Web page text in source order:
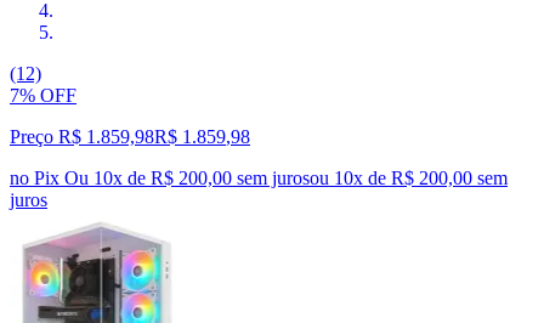
(12)
7% OFF
Preço R$ 1.859,98R$ 1.859,98
no Pix Ou 10x de R$ 200,00 sem jurosou 10x de R$ 200,00 sem
juros